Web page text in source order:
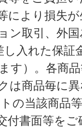
により損失
ン取引、外
し入れた保証
す）。各商
は商品毎に
の当該商品
付書面等を